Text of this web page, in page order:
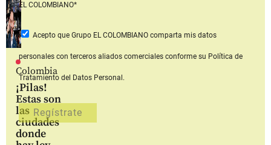
Colombia
¡Pilas!
Estas son
las
ciudades
donde
EL COLOMBIANO*
Acepto que Grupo EL COLOMBIANOcomparta mis datos
personales con terceros aliados comerciales conforme su Política de
Tratamiento del Datos Personal.